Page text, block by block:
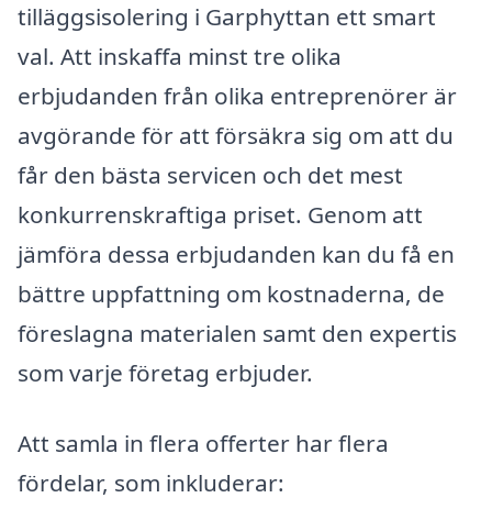
tilläggsisolering i Garphyttan ett smart
val. Att inskaffa minst tre olika
erbjudanden från olika entreprenörer är
avgörande för att försäkra sig om att du
får den bästa servicen och det mest
konkurrenskraftiga priset. Genom att
jämföra dessa erbjudanden kan du få en
bättre uppfattning om kostnaderna, de
föreslagna materialen samt den expertis
som varje företag erbjuder.
Att samla in flera offerter har flera
fördelar, som inkluderar: